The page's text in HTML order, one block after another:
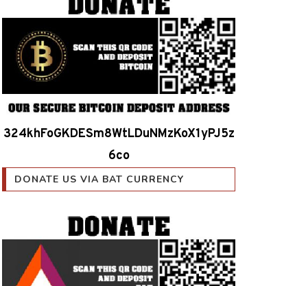
324khFoGKDESm8WtLDuNMzKoX1yPJ5z
6co
DONATE US VIA BAT CURRENCY